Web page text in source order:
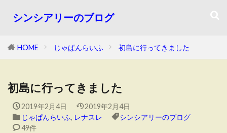
シンシアリーのブログ
HOME じゃぱんらいふ 初島に行ってきました
初島に行ってきました
2019年2月4日
2019年2月4日
じゃぱんらいふ, レナスレ
シンシアリーのブログ
49件